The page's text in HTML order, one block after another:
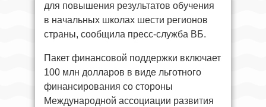
для повышения результатов обучения
в начальных школах шести регионов
страны, сообщила пресс-служба ВБ.
Пакет финансовой поддержки включает
100 млн долларов в виде льготного
финансирования со стороны
Международной ассоциации развития